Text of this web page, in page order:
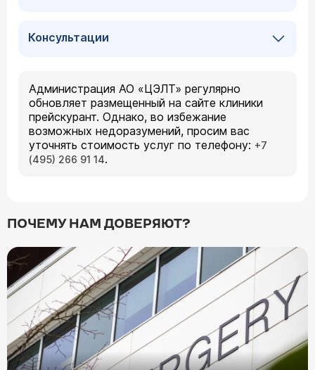
Консультации
Администрация АО «ЦЭЛТ» регулярно
обновляет размещенный на сайте клиники
прейскурант. Однако, во избежание
возможных недоразумений, просим вас
уточнять стоимость услуг по телефону: +7
(495) 266 91 14.
ПОЧЕМУ НАМ ДОВЕРЯЮТ?